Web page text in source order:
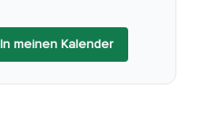
In meinen Kalender